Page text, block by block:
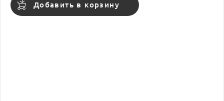
Добавить в корзину